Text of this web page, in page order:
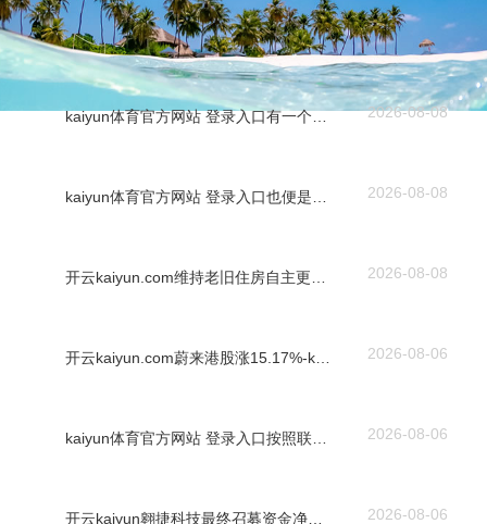
kaiyun体育官方网站 登录入口有一个名叫永乐的小山村-kaiyun体育官方网站 登录入口 2026-08-08
2026-08-08
2026-08-08
2026-08-06
2026-08-06
2026-08-06